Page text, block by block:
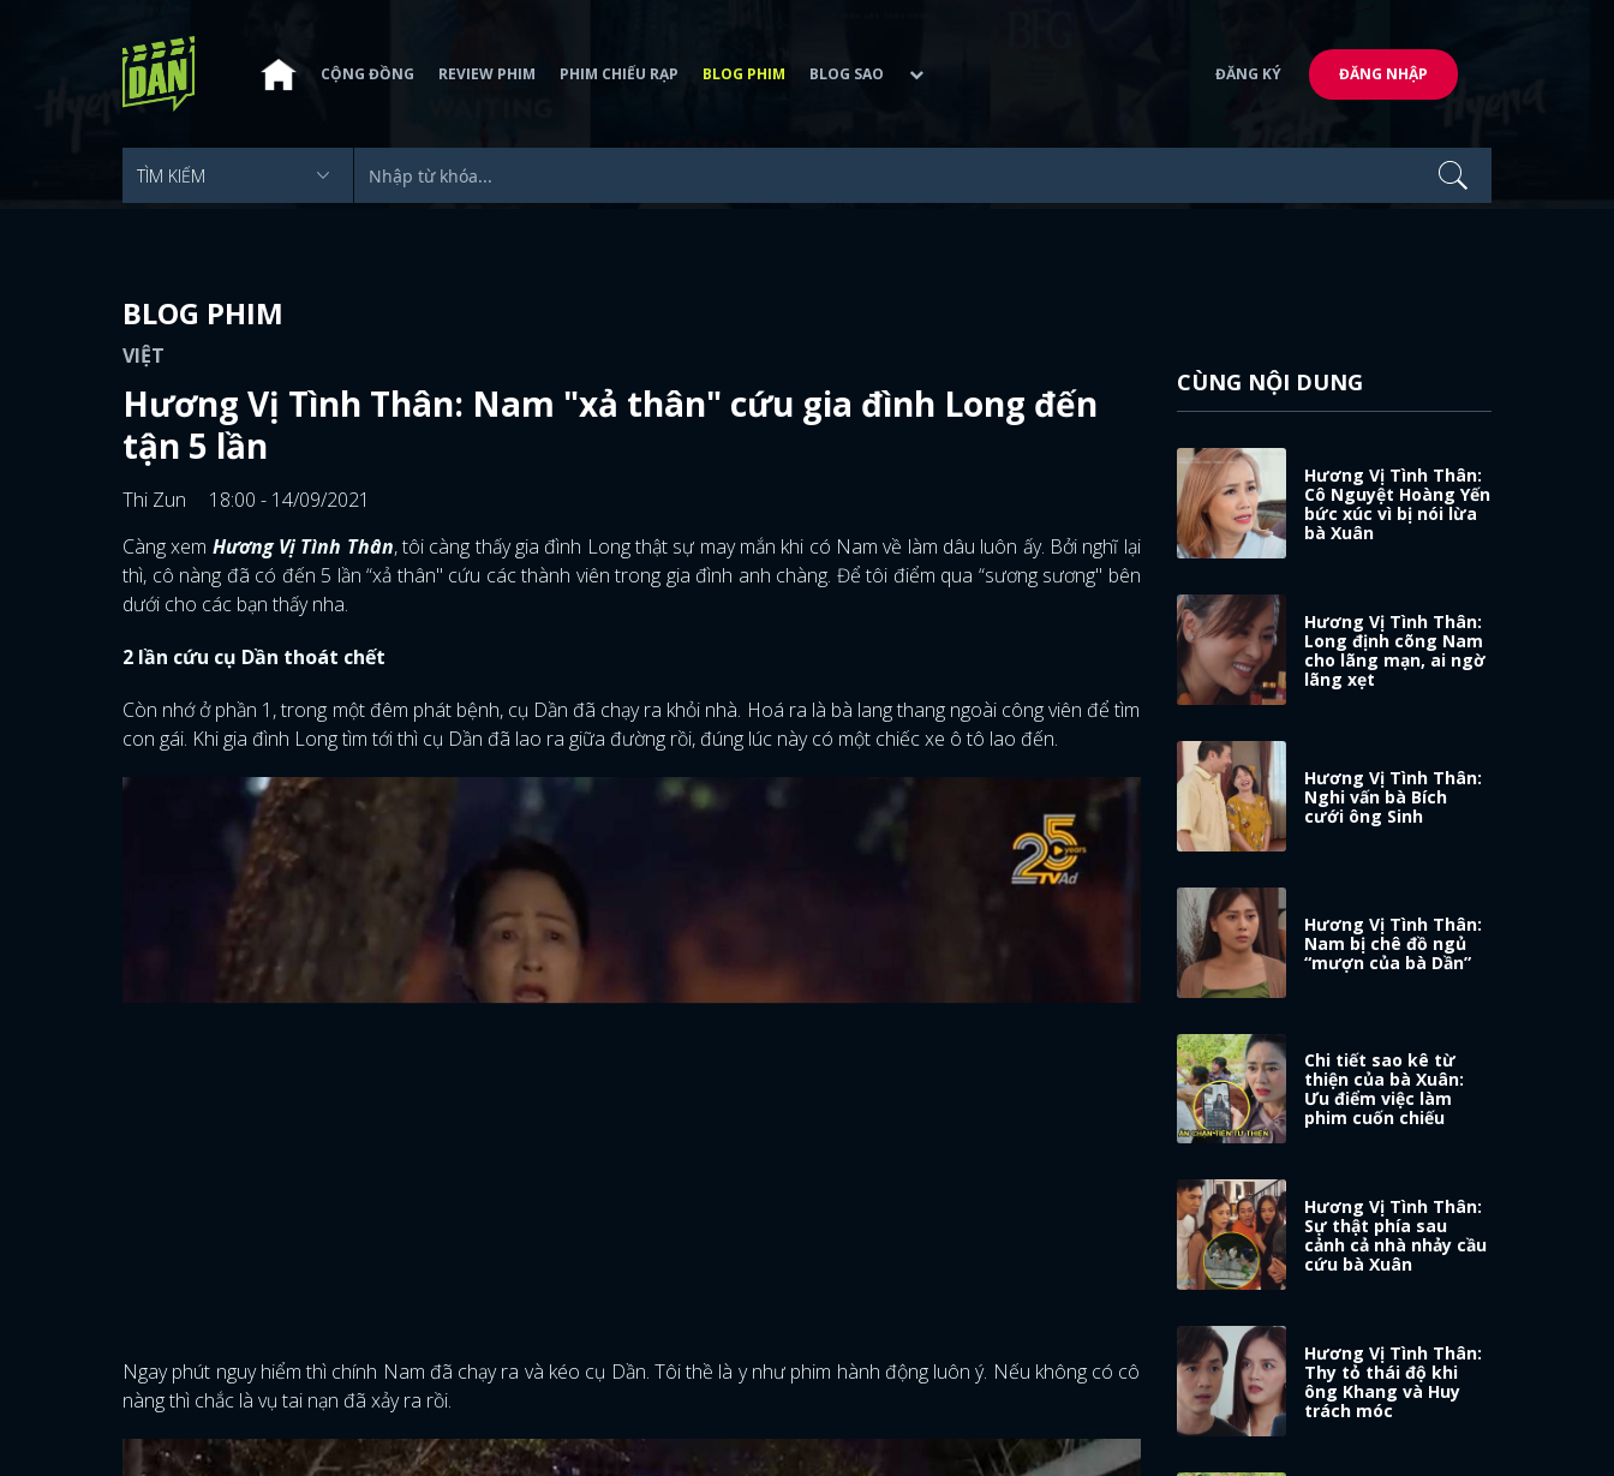
CỘNG ĐỒNG REVIEW PHIM PHIM CHIẾU RẠP BLOG PHIM BLOG SAO ĐĂNG KÝ ĐĂNG NHẬP
BLOG PHIM
VIỆT
Hương Vị Tình Thân: Nam "xả thân" cứu gia đình Long đến
tận 5 lần
Thi Zun
18:00 - 14/09/2021
Càng xem Hương Vị Tình Thân, tôi càng thấy gia đình Long thật sự may mắn khi có Nam về làm dâu luôn ấy. Bởi nghĩ lại
thì, cô nàng đã có đến 5 lần “xả thân" cứu các thành viên trong gia đình anh chàng. Để tôi điểm qua “sương sương" bên
dưới cho các bạn thấy nha.
2 lần cứu cụ Dần thoát chết
Còn nhớ ở phần 1, trong một đêm phát bệnh, cụ Dần đã chạy ra khỏi nhà. Hoá ra là bà lang thang ngoài công viên để tìm
con gái. Khi gia đình Long tìm tới thì cụ Dần đã lao ra giữa đường rồi, đúng lúc này có một chiếc xe ô tô lao đến.
Ngay phút nguy hiểm thì chính Nam đã chạy ra và kéo cụ Dần. Tôi thề là y như phim hành động luôn ý. Nếu không có cô
nàng thì chắc là vụ tai nạn đã xảy ra rồi.
CÙNG NỘI DUNG
Hương Vị Tình Thân:
Cô Nguyệt Hoàng Yến
bức xúc vì bị nói lừa
bà Xuân
Hương Vị Tình Thân:
Long định cõng Nam
cho lãng mạn, ai ngờ
lãng xẹt
Hương Vị Tình Thân:
Nghi vấn bà Bích
cưới ông Sinh
Hương Vị Tình Thân:
Nam bị chê đồ ngủ
“mượn của bà Dần”
Chi tiết sao kê từ
thiện của bà Xuân:
Ưu điểm việc làm
phim cuốn chiếu
Hương Vị Tình Thân:
Sự thật phía sau
cảnh cả nhà nhảy cầu
cứu bà Xuân
Hương Vị Tình Thân:
Thy tỏ thái độ khi
ông Khang và Huy
trách móc